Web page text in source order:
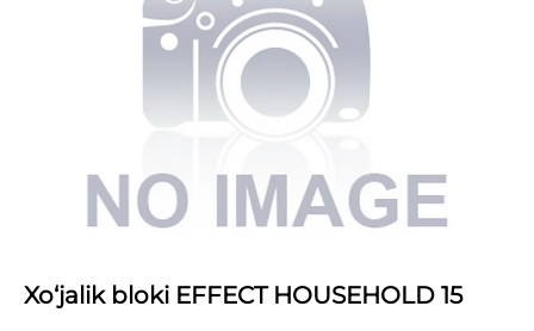
Xo‘jalik bloki EFFECT HOUSEHOLD 15